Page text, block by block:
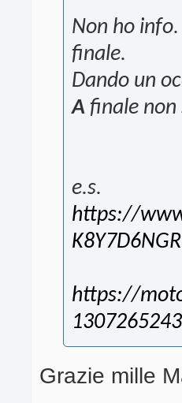
Non ho
finale.
Dando un
A finale non
e.s.
https://
K8Y7D6NGR
https://
Grazie mille